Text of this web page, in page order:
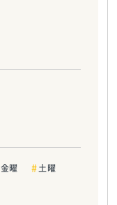
金曜
土曜